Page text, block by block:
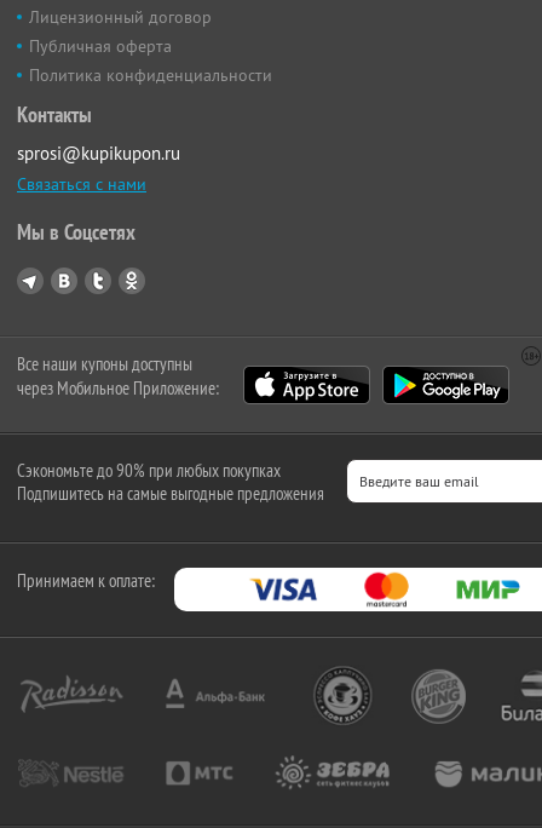
Лицензионный договор
Публичная оферта
Политика конфиденциальности
Контакты
sprosi@kupikupon.ru
Связаться с нами
Мы в Соцсетях
Все наши купоны доступны
через Мобильное Приложение:
Сэкономьте до 90% при любых покупках
Подпишитесь на самые выгодные предложения
Принимаем к оплате: